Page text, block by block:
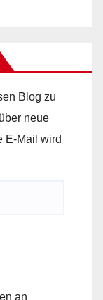
Blog zu
neue
E-Mail wird
an